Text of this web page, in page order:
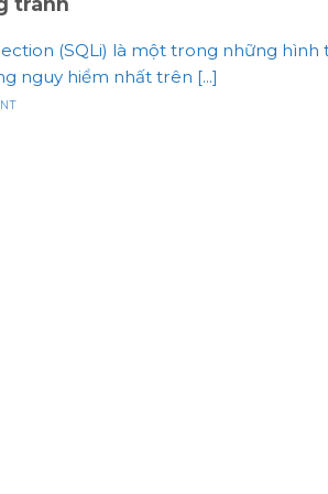
(SQLi) là một trong những hình
nguy hiểm nhất trên [...]